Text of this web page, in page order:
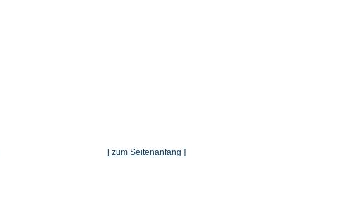
[ zum Seitenanfang ]